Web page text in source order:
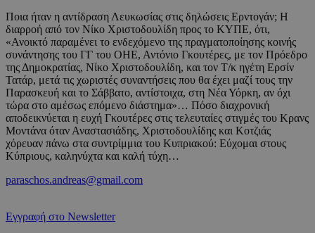
Ποια ήταν η αντίδραση Λευκωσίας στις δηλώσεις Ερντογάν; Η
διαρροή από τον Νίκο Χριστοδουλίδη προς το ΚΥΠΕ, ότι,
«Ανοικτό παραμένει το ενδεχόμενο της πραγματοποίησης κοινής
συνάντησης του ΓΓ του ΟΗΕ, Αντόνιο Γκουτέρες, με τον Πρόεδρο
της Δημοκρατίας, Νίκο Χριστοδουλίδη, και τον Τ/κ ηγέτη Ερσίν
Τατάρ, μετά τις χωριστές συναντήσεις που θα έχει μαζί τους την
Παρασκευή και το Σάββατο, αντίστοιχα, στη Νέα Υόρκη, αν όχι
τώρα στο αμέσως επόμενο διάστημα»… Πόσο διαχρονική
αποδεικνύεται η ευχή Γκουτέρες στις τελευταίες στιγμές του Κρανς
Μοντάνα όταν Αναστασιάδης, Χριστοδουλίδης και Κοτζιάς
χόρευαν πάνω στα συντρίμμια του Κυπριακού: Εύχομαι στους
Κύπριους, καληνύχτα και καλή τύχη…
paraschos.andreas@gmail.com
Εγγραφή στο Newsletter